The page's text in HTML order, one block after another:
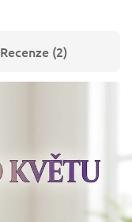
Recenze (2)